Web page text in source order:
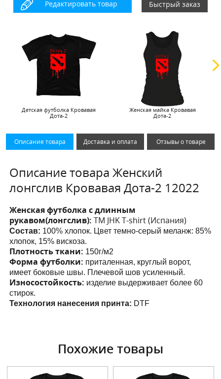
Редактировать товар Быстрый заказ
Детская футболка Кровавая
Дота-2
Женская майка Кровавая
Дота-2
Описание товара Доставка и оплата Отзывы о товаре
Описание товара Женский
лонгслив Кровавая Дота-2 12022
Женская футболка с длинным
рукавом(лонгслив):ТМ JHK T-shirt (Испания)
Состав: 100% хлопок. Цвет темно-серый меланж: 85%
хлопок, 15% вискоза.
Плотность ткани: 150г/м2
Форма футболки: приталенная, круглый ворот,
имеет боковые швы. Плечевой шов усиленный.
Износостойкость: изделие выдерживает более 60
стирок.
Технология нанесения принта: DTF
Похожие товары